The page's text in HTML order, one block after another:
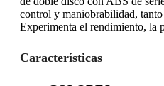
control y maniobrabilidad, tanto
Experimenta el rendimiento, la
Características